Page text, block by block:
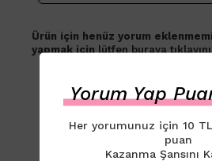
Ürün için henüz yorum
yapmak içinlütfen buraya
Yorum Yap
Her yorumunuz için 10
puan
Kazanma Şansını
BENZER